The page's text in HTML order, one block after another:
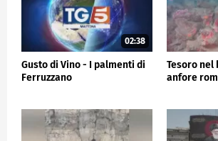
02:38
Gusto di Vino - I palmenti di
Ferruzzano
Tesoro nel
anfore